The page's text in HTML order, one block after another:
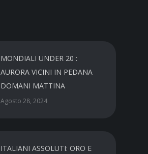
MONDIALI UNDER 20 :
AURORA VICINI IN PEDANA
DOMANI MATTINA
Agosto 28, 2024
ITALIANI ASSOLUTI: ORO E